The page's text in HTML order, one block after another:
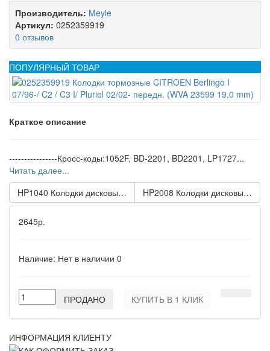
Производитель: Meyle
Артикул: 0252359919
0 отзывов
ПОПУЛЯРНЫЙ ТОВАР
Краткое описание
----------------Кросс-коды:1052F, BD-2201, BD2201, LP1727...
Читать далее...
HP1040 Колодки дисковые KIA CARENS 06-09/ RONDO 07-09/
HP2008 Колодки дисковые
2645р.
Наличие: Нет в наличии 0
ПРОДАНО КУПИТЬ В 1 КЛИК
ИНФОРМАЦИЯ КЛИЕНТУ